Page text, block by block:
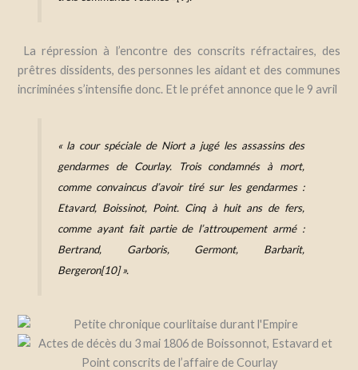
La répression à l’encontre des conscrits réfractaires, des
prêtres dissidents, des personnes les aidant et des communes
incriminées s’intensifie donc. Et le préfet annonce que le 9 avril
« la cour spéciale de Niort a jugé les assassins des
gendarmes de Courlay. Trois condamnés à mort,
comme convaincus d’avoir tiré sur les gendarmes :
Etavard, Boissinot, Point. Cinq à huit ans de fers,
comme ayant fait partie de l’attroupement armé :
Bertrand, Garboris, Germont, Barbarit,
Bergeron[10] ».